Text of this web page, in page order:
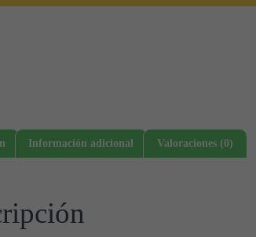
Información adicional Valoraciones (0)